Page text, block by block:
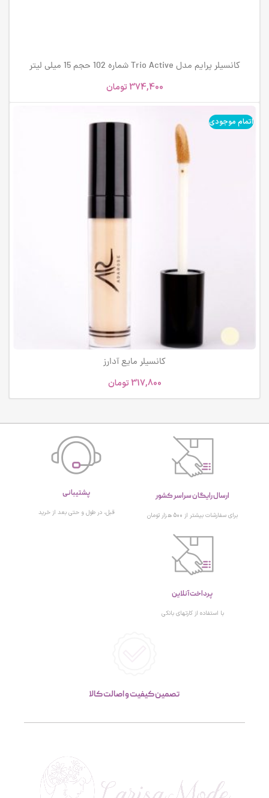
کانسیلر پرایم مدل Trio Active شماره 102 حجم 15 میلی لیتر
374,400 تومان
اتمام موجودی
کانسیلر مایع آدارز
317,800 تومان
ارسال رایگان سراسر کشور
برای سفارشات بیشتر از 500 هزار تومان
پشتیبانی
قبل، در طول و حتی بعد از خرید
پرداخت آنلاین
با استفاده از کارتهای بانکی
تصمین کیفیت و اصالت کالا